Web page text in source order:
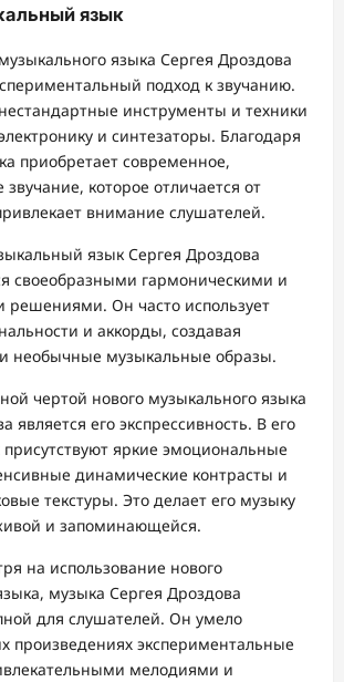
язык
языка Сергея Дроздова
подход к звучанию.
инструменты и техники
и синтезаторы. Благодаря
приобретает современное,
которое отличается от
внимание слушателей.
язык Сергея Дроздова
своеобразными гармоническими и
решениями. Он часто использует
и аккорды, создавая
необычные музыкальные образы.
чертой нового музыкального языка
является его экспрессивность. В его
яркие эмоциональные
динамические контрасты и
текстуры. Это делает его музыку
и запоминающейся.
на использование нового
музыка Сергея Дроздова
для слушателей. Он умело
произведениях экспериментальные
мелодиями и